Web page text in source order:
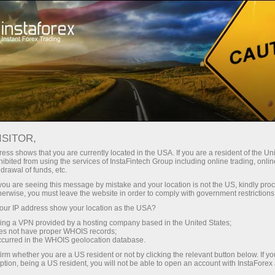
С InstaForex вы получаете
конкурентным возможностям:
кредитное плечо до 1:5000, одни
из лучших спредов и комиссий
на рынке, а также
привлекательные условия для
торговли акциями и индексами
Минимальные
Бонус 30%
на каждый депозит
Скорость
в трейдинге и на трассе
shows that you are currently located in the USA. If you are a resident of the
from using the services of InstaFintech Group including online trading,
of funds, etc.
are seeing this message by mistake and your location is not the US, kindly
you must leave the website in order to comply with government
IP address show your location as the USA?
a VPN provided by a hosting company based in the United States;
not have proper WHOIS records;
in the WHOIS geolocation database.
whether you are a US resident or not by clicking the relevant button below. If
being a US resident, you will not be able to open an account with InstaForex